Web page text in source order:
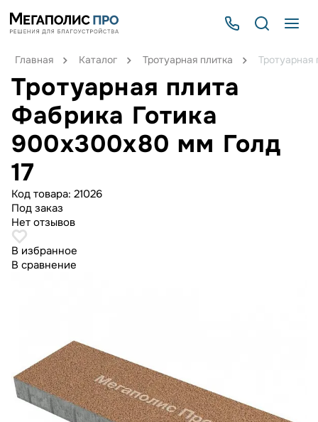
Главная Каталог Тротуарная плитка
Тротуарная плита
Фабрика Готика
900х300х80 мм Голд
17
Код товара: 21026
Под заказ
Нет отзывов
В избранное
В сравнение